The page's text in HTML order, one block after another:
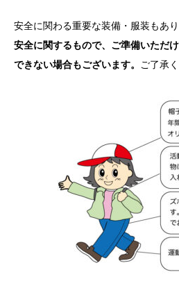
安全に関わる重要な装備・服装もあり
安全に関するもので、ご準備いただ
できない場合もございます。 ご了承